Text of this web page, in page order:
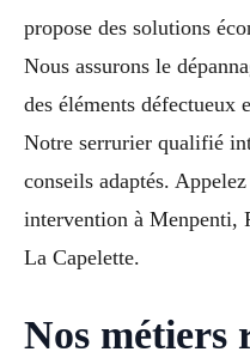
propose des solutions
Nous assurons le
des éléments défectueux
Notre serrurier qualifié
conseils adaptés.
intervention à Menpenti,
La Capelette.
Nos métiers